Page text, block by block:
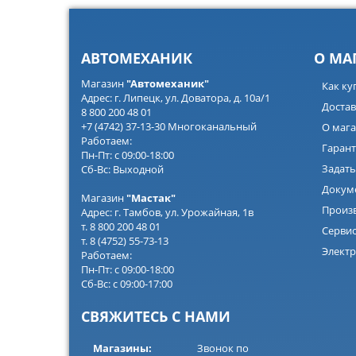
АВТОМЕХАНИК
Магазин"Автомеханик"
Адрес: г. Липецк, ул. Доватора, д. 10а/1
8 800 200 48 01
+7 (4742) 37-13-30 Многоканальный
Работаем:
Пн-Пт: с 09:00-18:00
Сб-Вс: Выходной
Магазин "Мастак"
Адрес: г. Тамбов, ул. Урожайная, 1в
т. 8 800 200 48 01
т. 8 (4752) 55-73-13
Работаем:
Пн-Пт: с 09:00-18:00
Сб-Вс: с 09:00-17:00
СВЯЖИТЕСЬ С НАМИ
Магазины: Звонок по
О
Как
О
Сервис